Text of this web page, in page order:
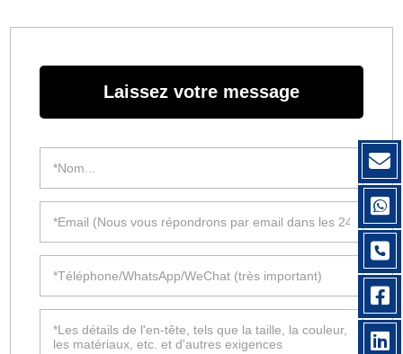
Laissez votre message